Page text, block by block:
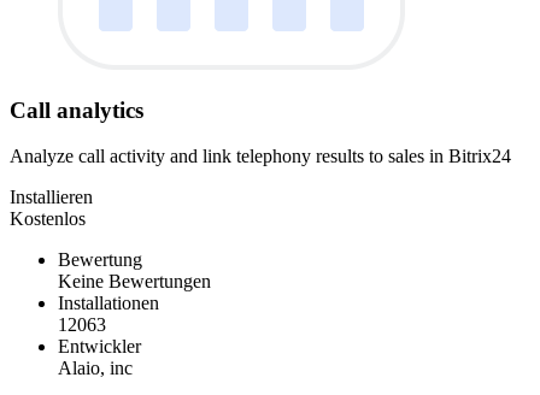
Call analytics
Analyze call activity and link telephony results to sales in Bitrix24
Installieren
Kostenlos
Bewertung
Keine Bewertungen
Installationen
12063
Entwickler
Alaio, inc